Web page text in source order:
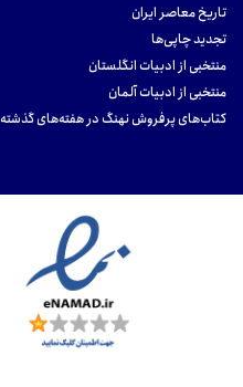
تاریخ معاصر ایران
تجدید چاپی‌ها
منتخبی از ادبیات انگلستان
منتخبی از ادبیات آلمان
کتاب‌های پرفروش نهنگ در هفته‌های گذشته